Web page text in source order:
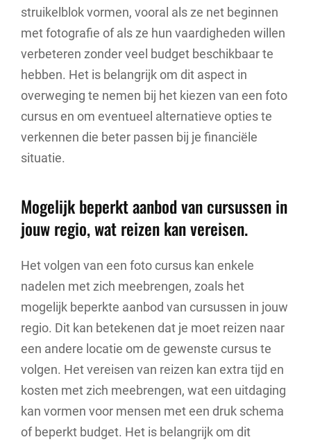
struikelblok vormen, vooral als ze net beginnen
met fotografie of als ze hun vaardigheden willen
verbeteren zonder veel budget beschikbaar te
hebben. Het is belangrijk om dit aspect in
overweging te nemen bij het kiezen van een foto
cursus en om eventueel alternatieve opties te
verkennen die beter passen bij je financiële
situatie.
Mogelijk beperkt aanbod van cursussen in
jouw regio, wat reizen kan vereisen.
Het volgen van een foto cursus kan enkele
nadelen met zich meebrengen, zoals het
mogelijk beperkte aanbod van cursussen in jouw
regio. Dit kan betekenen dat je moet reizen naar
een andere locatie om de gewenste cursus te
volgen. Het vereisen van reizen kan extra tijd en
kosten met zich meebrengen, wat een uitdaging
kan vormen voor mensen met een druk schema
of beperkt budget. Het is belangrijk om dit